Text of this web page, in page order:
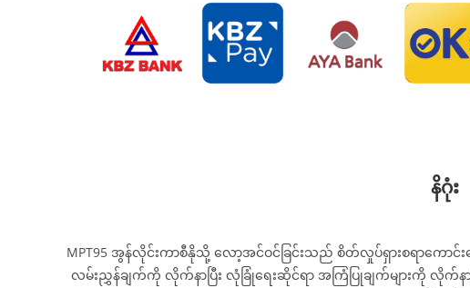
နိဂုံး
MPT95 အွန်လိုင်းကာစီနိုသို့ လော့အင်ဝင်ခြင်းသည် စိတ်လှုပ်ရှားစရာက
လမ်းညွှန်ချက်ကို လိုက်နာပြီး လုံခြုံရေးဆိုင်ရာ အကြံပြုချက်များကို လိုက်နာ